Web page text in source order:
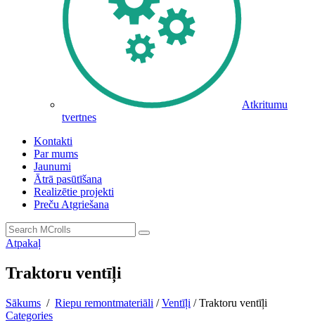
Atkritumu
tvertnes
Kontakti
Par mums
Jaunumi
Ātrā pasūtīšana
Realizētie projekti
Preču Atgriešana
Atpakaļ
Traktoru ventīļi
Sākums / Riepu remontmateriāli /Ventīļi /Traktoru ventīļi
Categories